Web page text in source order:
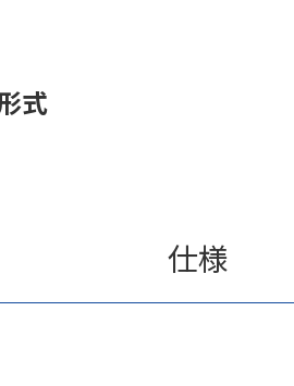
式
仕様